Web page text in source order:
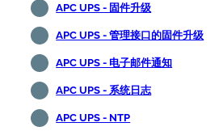
APC UPS - 固件升级
APC UPS - 管理接口的固件升级
APC UPS - 电子邮件通知
APC UPS - 系统日志
APC UPS - NTP